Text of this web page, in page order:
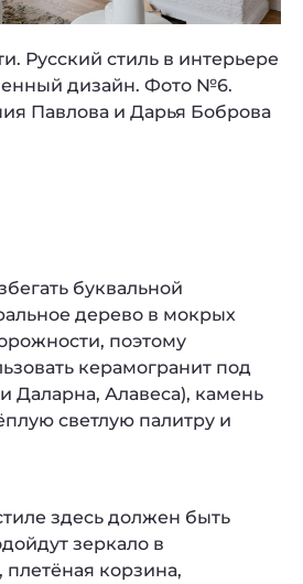
Русский стиль в интерьере
дизайн. Фото №6.
Павлова и Дарья Боброва
буквальной
дерево в мокрых
поэтому
керамогранит под
Даларна, Алавеса), камень
светлую палитру и
здесь должен быть
зеркало в
корзина,